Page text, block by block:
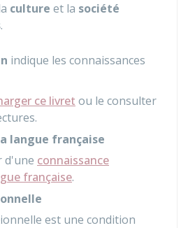
culture et la société
.
indique les connaissances
ce livret ou le consulter
langue française
d'une connaissance
française.
est une condition